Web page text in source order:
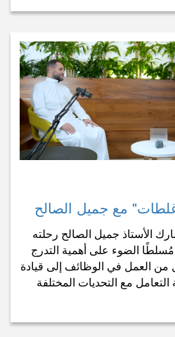
مع جميل الصالح
الأستاذ جميل الصالح رحلته
مُسلطًا الضوء على أهمية التدرج
من العمل في الوظائف إلى قيادة
مع التحديات المختلفة